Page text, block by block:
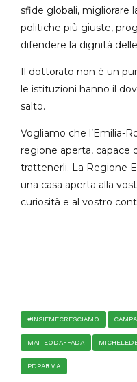
sfide globali, migliorare
politiche più giuste,
difendere la dignità
Il dottorato non è un
le istituzioni hanno il
salto.
Vogliamo che l’Emilia-
regione aperta, capace
trattenerli. La Regione
una casa aperta alla
curiosità e al vostro
#INSIEMECRESCIAMO
MATTEODAFFADA
PDPARMA